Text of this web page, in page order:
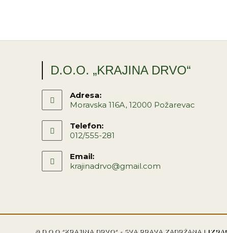
D.O.O. „KRAJINA DRVO“
Adresa:
Moravska 116A, 12000 Požarevac
Telefon:
012/555-281
Email:
krajinadrvo@gmail.com
© D.O.O "KRAJINA DRVO" - SVA PRAVA ZADRŽANA |